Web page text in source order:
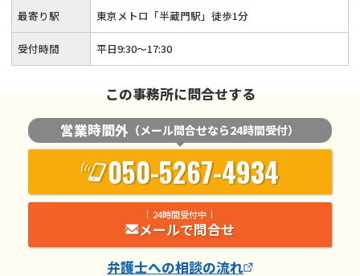
最寄り駅 東京メトロ「半蔵門駅」徒歩1分
受付時間 平日9:30〜17:30
この事務所に問合せする
営業時間外 （メール問合せなら24時間受付）
050-5267-4934
24時間受付中
メールで問合せ
弁護士への相談の流れ